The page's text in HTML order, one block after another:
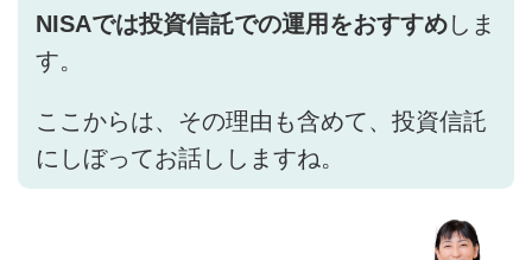
NISAでは投資信託での運用をおすすめしま
す。
ここからは、その理由も含めて、投資信託
にしぼってお話ししますね。